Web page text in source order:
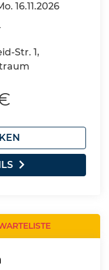
16.11.2026
Str. 1,